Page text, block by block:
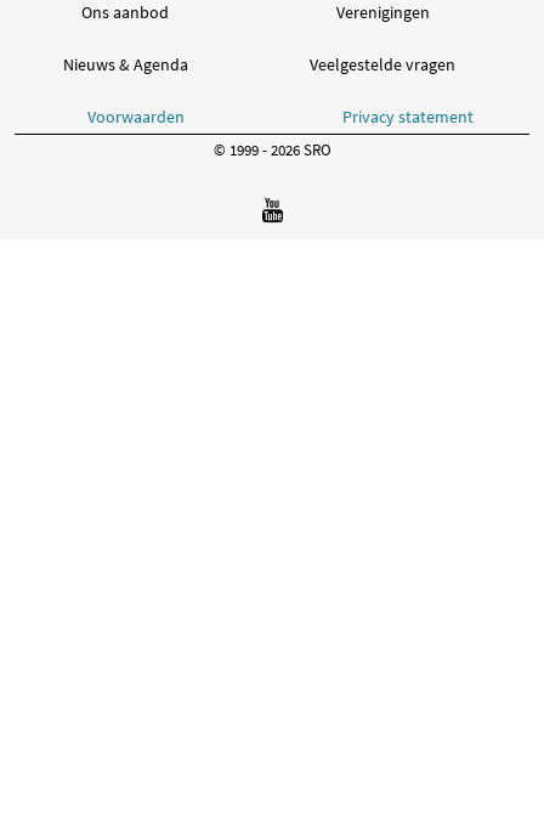
Ons aanbod
Nieuws & Agenda
Verenigingen
Veelgestelde vragen
Voorwaarden Privacy statement
© 1999 - 2026 SRO